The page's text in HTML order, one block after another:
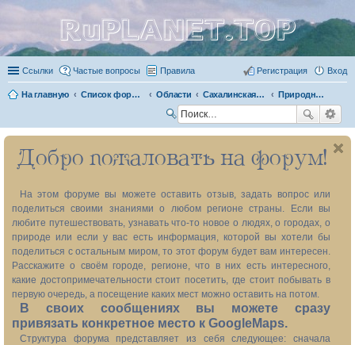
RuPLANET.TOP
Ссылки Частые вопросы Правила Вход
Регистрация
На главную Список форумов Области Сахалинская область 65 Природные объекты
ск
Добро пожаловать на форум!
На этом форуме вы можете оставить отзыв, задать вопрос или
поделиться своими знаниями о любом регионе страны. Если вы
любите путешествовать, узнавать что-то новое о людях, о городах, о
природе или если у вас есть информация, которой вы хотели бы
поделиться с остальным миром, то этот форум будет вам интересен.
Расскажите о своём городе, регионе, что в них есть интересного,
какие достопримечательности стоит посетить, где стоит побывать в
первую очередь, а посещение каких мест можно оставить на потом.
В своих сообщениях вы можете сразу
привязать конкретное место к GoogleMaps.
Структура форума представляет из себя следующее: сначала